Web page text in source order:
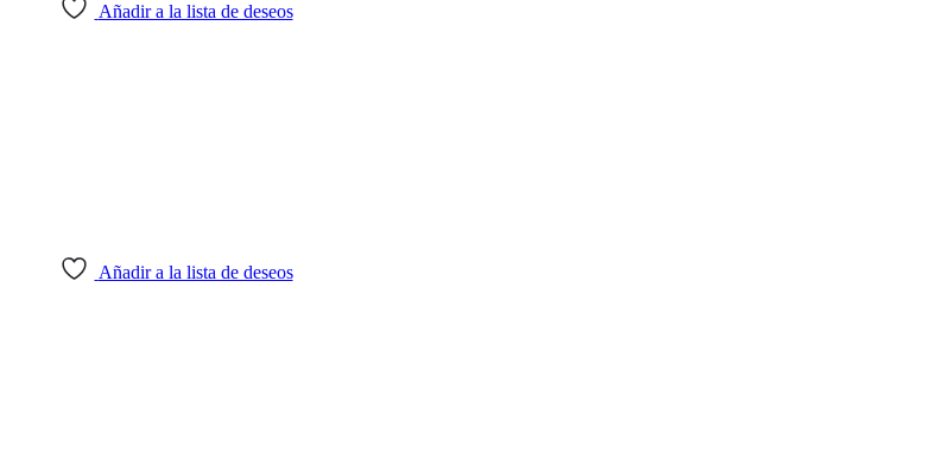
Añadir a la lista de deseos
Añadir a la lista de deseos